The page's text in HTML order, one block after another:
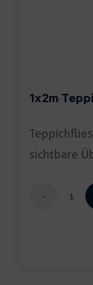
1x2m
sichtbare